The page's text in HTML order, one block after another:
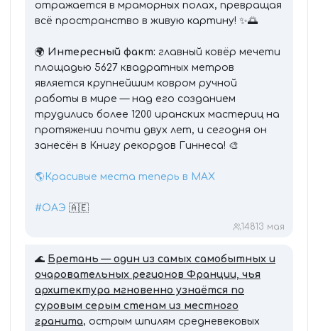
отражается в мраморных полах, превращая
всё пространство в живую картину! ✨🌅
🌍 Интересный факт: главный ковёр мечети
площадью 5627 квадратных метров
является крупнейшим ковром ручной
работы в мире — над его созданием
трудились более 1200 иранских мастериц на
протяжении почти двух лет, и сегодня он
занесён в Книгу рекордов Гиннеса! 🎨
🌎Красивые места теперь в MAX
#ОАЭ 🇦🇪
14813 мая
🌊 Бретань — один из самых самобытных и
очаровательных регионов Франции, чья
архитектура мгновенно узнаётся по
суровым серым стенам из местного
гранита, острым шпилям средневековых